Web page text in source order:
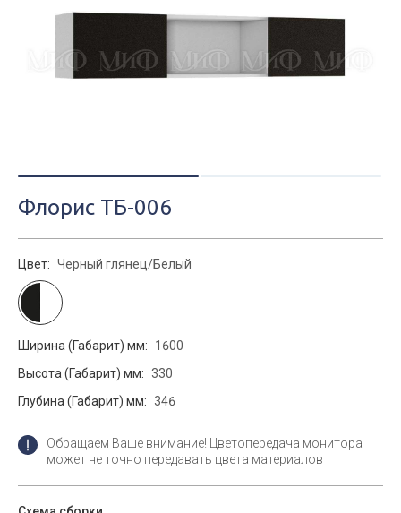
Флорис ТБ-006
Цвет: Черный глянец/Белый
Ширина (Габарит) мм:
1600
Высота (Габарит) мм: 330
Глубина (Габарит) мм: 346
Обращаем Ваше внимание! Цветопередача монитора
может не точно передавать цвета материалов